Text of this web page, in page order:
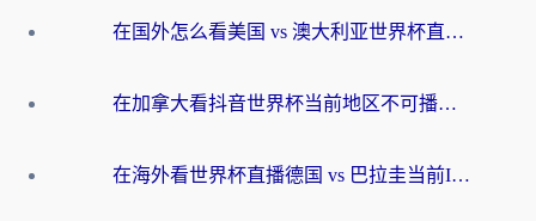
在国外怎么看美国 vs 澳大利亚世界杯直播？海外党必藏的中文解说观赛指南
在加拿大看抖音世界杯当前地区不可播放？海外党体育观赛终极指南
在海外看世界杯直播德国 vs 巴拉圭当前IP受限制？这篇指南帮你轻松解决地区限制